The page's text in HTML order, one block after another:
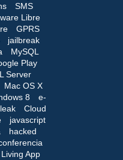
SMS
Libre
GPRS
jailbreak
MySQL
Play
Server
Mac OS X
8
e-
leak
Cloud
javascript
hacked
Living App